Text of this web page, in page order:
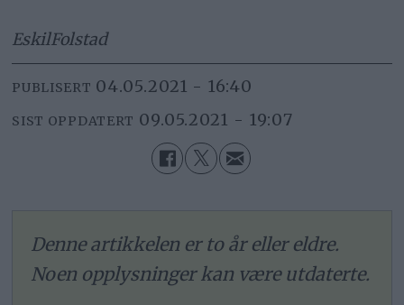
EskilFolstad
PUBLISERT 04.05.2021 - 16:40
SIST OPPDATERT 09.05.2021 - 19:07
Denne artikkelen er to år eller eldre.
Noen opplysninger kan være utdaterte.